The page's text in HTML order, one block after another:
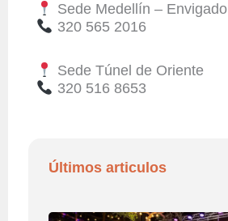
Sede Medellín – Envigado
320 565 2016
Sede Túnel de Oriente
320 516 8653
Últimos articulos